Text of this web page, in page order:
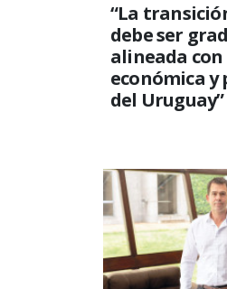
“La
debe ser
alineada
económica y
del Uruguay”